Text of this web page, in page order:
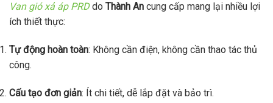
Van gió xả áp PRDdo Thành An cung cấp mang lại nhiều lợi
ích thiết thực:
Tự động hoàn toàn: Không cần điện, không cần thao tác thủ
công.
Cấu tạo đơn giản: Ít chi tiết, dễ lắp đặt và bảo trì.